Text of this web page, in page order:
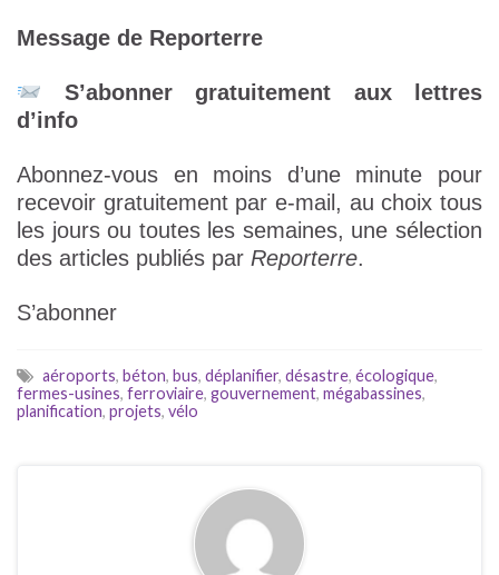
Message de Reporterre
S’abonner gratuitement aux lettres
d’info
Abonnez-vous en moins d’une minute pour
recevoir gratuitement par e-mail, au choix tous
les jours ou toutes les semaines, une sélection
des articles publiés par Reporterre.
S’abonner
aéroports, béton, bus, déplanifier, désastre, écologique,
fermes-usines, ferroviaire, gouvernement, mégabassines,
planification, projets, vélo